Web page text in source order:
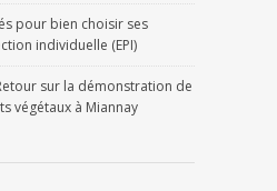
pour bien choisir ses
individuelle (EPI)
sur la démonstration de
végétaux à Miannay